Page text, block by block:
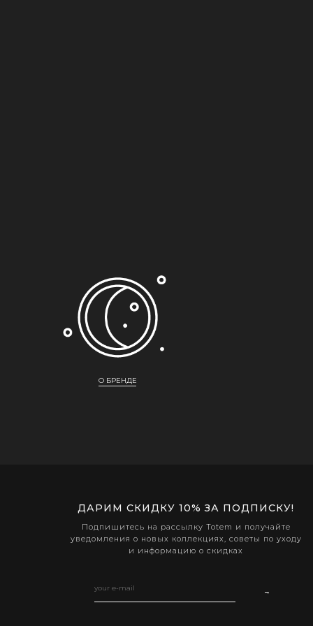
О БРЕНДЕ
→
Подпишитесь на рассылку Totem и получайте
уведомления о новых коллекциях, советы по уходу
и информацию о скидках
ДАРИМ СКИДКУ 10% ЗА ПОДПИСКУ!